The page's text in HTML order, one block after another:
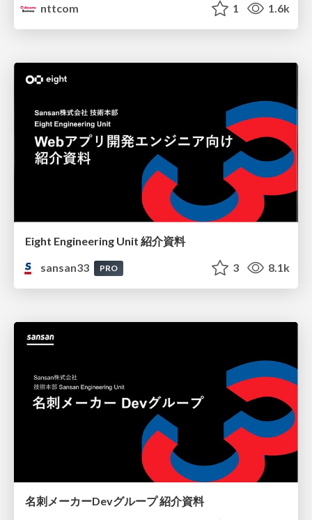
nttcom
1 1.6k
Eight Engineering Unit 紹介資料
sansan33
PRO 3 8.1k
名刺メーカーDevグループ 紹介資料